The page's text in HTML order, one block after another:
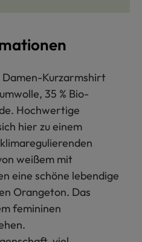
Kurzarmshirt
35 % Bio-
Hochwertige
hier zu einem
weißem mit
eine schöne lebendige
Orangeton. Das
femininen